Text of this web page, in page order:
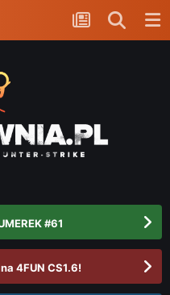
#61
4FUN CS1.6!